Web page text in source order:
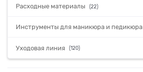
Расходные материалы (22)
Инструменты для маникюра и педикюра
Уходовая линия (120)